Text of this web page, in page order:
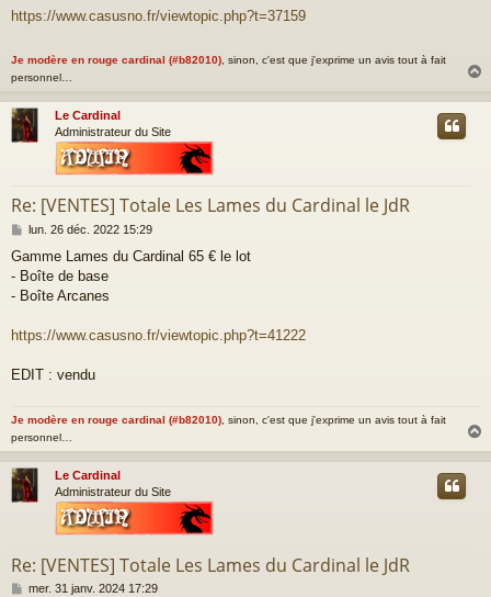
g
e
https://www.casusno.fr/viewtopic.php?t=37159
Je modère en rouge cardinal (#b82010) , sinon, c'est que j'exprime un avis tout à fait
personnel…
u
Le Cardinal
Administrateur du Site
Re: [VENTES] Totale Les Lames du Cardinal le JdR
M
s
s
a
lun. 26 déc. 2022 15:29
Gamme Lames du Cardinal 65 € le lot
- Boîte de base
- Boîte Arcanes
https://www.casusno.fr/viewtopic.php?t=41222
EDIT : vendu
Je modère en rouge cardinal (#b82010) , sinon, c'est que j'exprime un avis tout à fait
personnel…
a
Le Cardinal
Administrateur du Site
Re: [VENTES] Totale Les Lames du Cardinal le JdR
M
mer. 31 janv. 2024 17:29